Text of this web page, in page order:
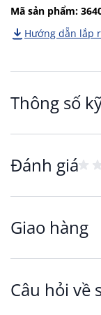
Đệm và vải
mại, đường
Hỗ trợ cổ và
thắt lưng có
hoạt, nâng
Mã sản phẩm:
Hướng dẵn lắp
Thông số
Đánh giá
Giao hàng
Câu hỏi về